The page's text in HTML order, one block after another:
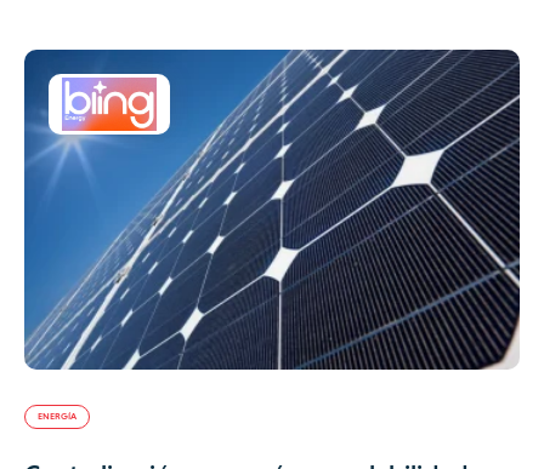
ENERGÍA